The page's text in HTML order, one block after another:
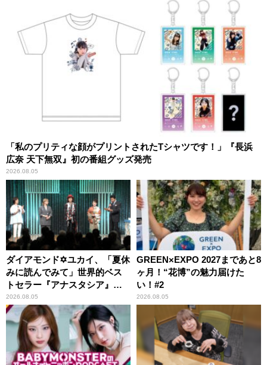
「私のプリティな顔がプリントされたTシャツです！」『長浜
広奈 天下無双』初の番組グッズ発売
2026.08.05
ダイアモンド✡ユカイ、「夏休
みに読んでみて」世界的ベス
トセラー『アナスタシア』を
紹介
2026.08.05
GREEN×EXPO 2027まであと8
ヶ月！“花博”の魅力届けた
い！#2
2026.08.05